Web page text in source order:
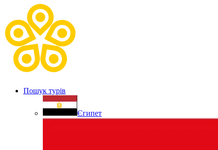
Пошук турів
Єгипет